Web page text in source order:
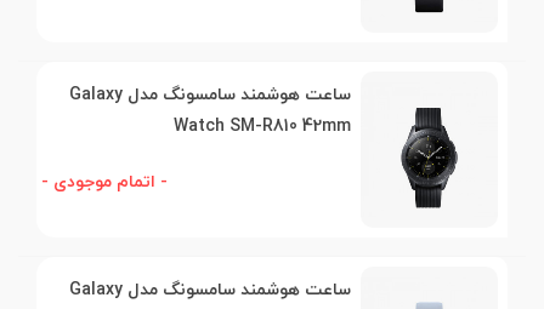
ساعت هوشمند سامسونگ مدل Galaxy
Watch SM-R810 42mm
- اتمام موجودی -
ساعت هوشمند سامسونگ مدل Galaxy